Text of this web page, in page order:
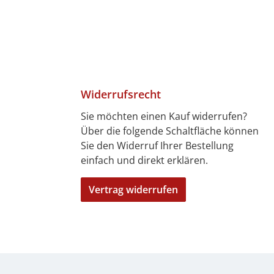
Widerrufsrecht
Sie möchten einen Kauf widerrufen?
Über die folgende Schaltfläche können
Sie den Widerruf Ihrer Bestellung
einfach und direkt erklären.
Vertrag widerrufen